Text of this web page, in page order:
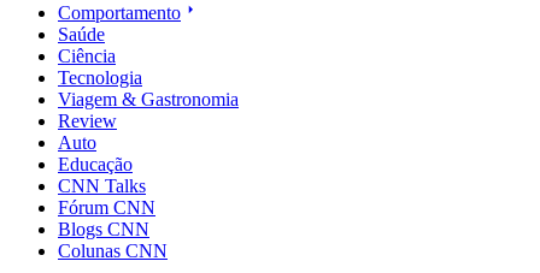
Comportamento
Saúde
Ciência
Tecnologia
Viagem & Gastronomia
Review
Auto
Educação
CNN Talks
Fórum CNN
Blogs CNN
Colunas CNN